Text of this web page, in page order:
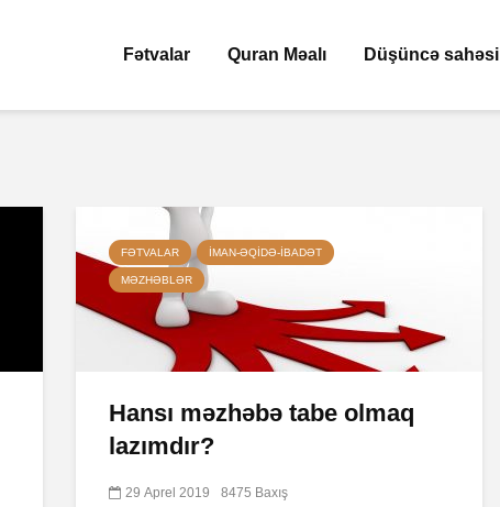
Fətvalar Quran Məalı Düşüncə sahəsi
FƏTVALAR İMAN-ƏQIDƏ-IBADƏT
MƏZHƏBLƏR
Hansı məzhəbə tabe olmaq
lazımdır?
29 Aprel 2019 8475 Baxış